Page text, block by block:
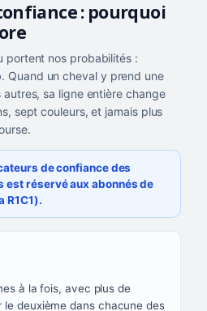
: pourquoi
portent nos probabilités :
. Quand un cheval y prend une
sa ligne entière change
sept couleurs, et jamais plus
de confiance des
est réservé aux abonnés de
R1C1).
COULEUR
couleur jaune or
à la fois, avec plus de
le deuxième dans chacune des